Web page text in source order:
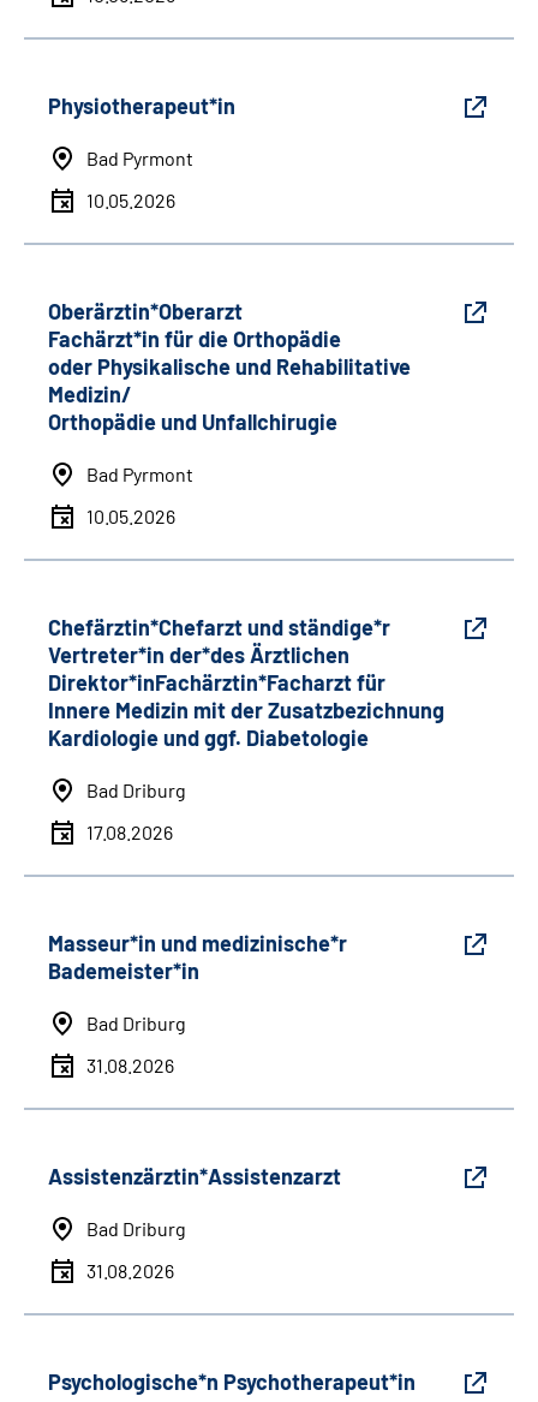
Physiotherapeut*in
Bad Pyrmont
10.05.2026
Oberärztin*Oberarzt
Fachärzt*in für die Orthopädie
oder Physikalische und Rehabilitative
Medizin/
Orthopädie und Unfallchirugie
Bad Pyrmont
10.05.2026
Chefärztin*Chefarzt und ständige*r
Vertreter*in der*des Ärztlichen
Direktor*inFachärztin*Facharzt für
Innere Medizin mit der Zusatzbezichnung
Kardiologie und ggf. Diabetologie
Bad Driburg
17.08.2026
Masseur*in und medizinische*r
Bademeister*in
Bad Driburg
31.08.2026
Assistenzärztin*Assistenzarzt
Bad Driburg
31.08.2026
Psychologische*n Psychotherapeut*in